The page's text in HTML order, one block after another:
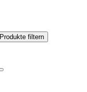
Produkte filtern